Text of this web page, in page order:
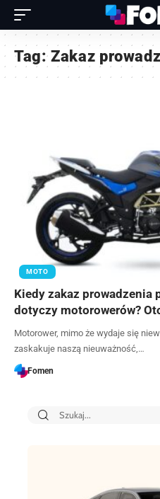
Tag:Zakaz
MOTO
Kiedy zakaz prowadzenia
dotyczy motorowerów?
Motorower, mimo że wydaje się
zaskakuje naszą nieuważność,…
Fomen